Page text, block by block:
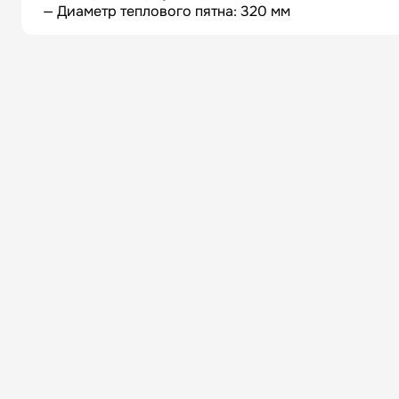
— Диаметр теплового пятна: 320 мм